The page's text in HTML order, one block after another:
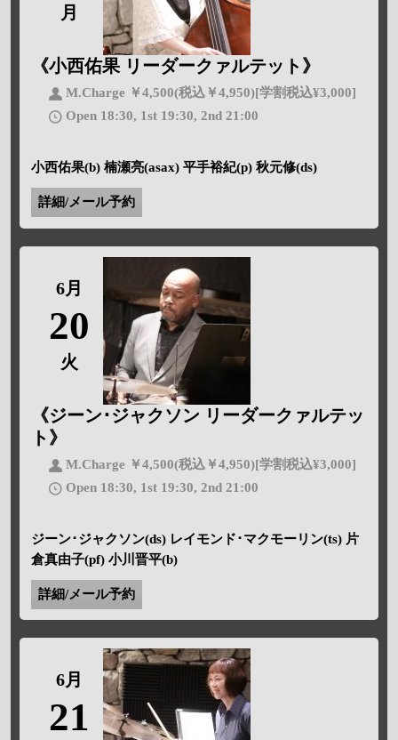
月
《小西佑果 リーダークァルテット》
M.Charge ￥4,500(税込￥4,950)[学割税込¥3,000]
Open 18:30, 1st 19:30, 2nd 21:00
小西佑果(b) 楠瀬亮(asax) 平手裕紀(p) 秋元修(ds)
詳細/メール予約
6月
20
火
《ジーン･ジャクソン リーダークァルテッ
ト》
M.Charge ￥4,500(税込￥4,950)[学割税込¥3,000]
Open 18:30, 1st 19:30, 2nd 21:00
ジーン･ジャクソン(ds) レイモンド･マクモーリン(ts) 片
倉真由子(pf) 小川晋平(b)
詳細/メール予約
6月
21